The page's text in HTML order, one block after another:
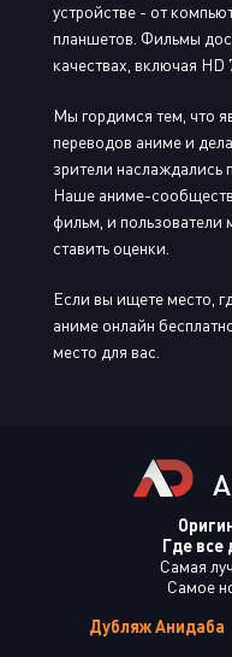
устройстве - от
планшетов. Фильмы
качествах, включая
Мы гордимся тем, что
переводов аниме и
зрители
Наше аниме-
фильм, и пользователи
ставить оценки.
Если вы ищете место,
аниме онлайн
место для вас.
Где все
Самая
Самое
Дубляж Анидаба